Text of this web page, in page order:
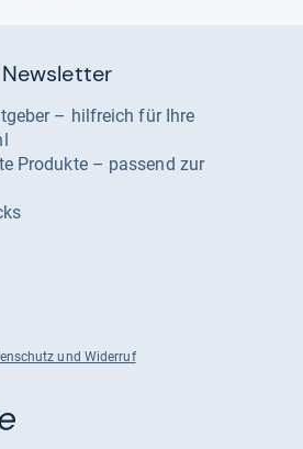
Newsletter
und Widerruf